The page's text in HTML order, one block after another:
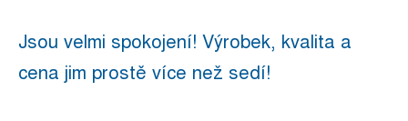
Jsou velmi spokojení! Výrobek, kvalita a
cena jim prostě více než sedí!